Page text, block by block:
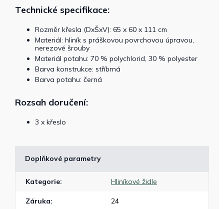
Technické specifikace:
Rozměr křesla (DxŠxV): 65 x 60 x 111 cm
Materiál: hliník s práškovou povrchovou úpravou,
nerezové šrouby
Materiál potahu: 70 % polychlorid, 30 % polyester
Barva konstrukce: stříbrná
Barva potahu: černá
Rozsah doručení:
3 x křeslo
Doplňkové parametry
Kategorie: Hliníkové židle
Záruka: 24